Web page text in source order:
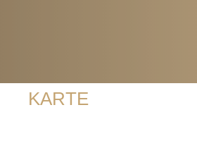
KARTE